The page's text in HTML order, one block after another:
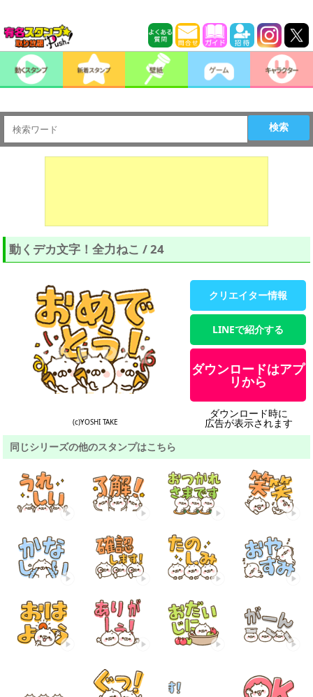
検索
動くデカ文字！全力ねこ / 24
(c)YOSHI TAKE
クリエイター情報
LINEで紹介する
ダウンロードはアプ
リから
ダウンロード時に
広告が表示されます
同じシリーズの他のスタンプはこちら